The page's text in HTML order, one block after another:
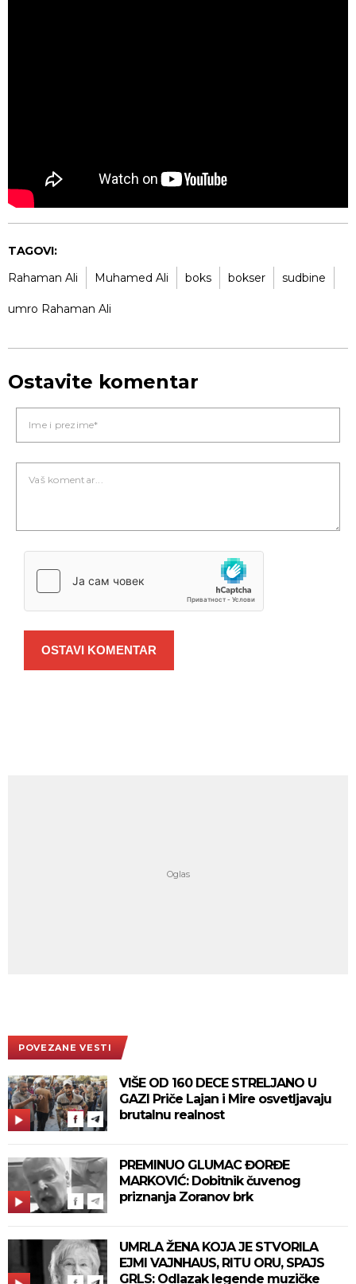
TAGOVI:
Rahaman Ali
Muhamed Ali boks bokser sudbine
umro Rahaman Ali
Ostavite komentar
OSTAVI KOMENTAR
POVEZANE VESTI
VIŠE OD 160 DECE STRELJANO U
GAZI Priče Lajan i Mire osvetljavaju
brutalnu realnost
PREMINUO GLUMAC ĐORĐE
MARKOVIĆ: Dobitnik čuvenog
priznanja Zoranov brk
UMRLA ŽENA KOJA JE STVORILA
EJMI VAJNHAUS, RITU ORU, SPAJS
GRLS: Odlazak legende muzičke